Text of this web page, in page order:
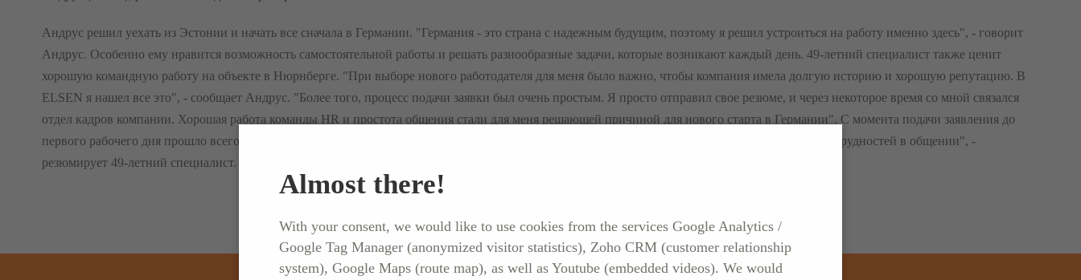
Андрус решил уехать из Эстонии и начать все сначала в Германии. "Германия - это страна с надежным будущим, поэтому я решил устроиться на работу именно здесь", - говорит
Андрус. Особенно ему нравится возможность самостоятельной работы и решать разнообразные задачи, которые возникают каждый день. 49-летний специалист также ценит
хорошую командную работу на объекте в Нюрнберге. "При выборе нового работодателя для меня было важно, чтобы компания имела долгую историю и хорошую репутацию. В
ELSEN я нашел все это", - сообщает Андрус. "Более того, процесс подачи заявки был очень простым. Я просто отправил свое резюме, и через некоторое время со мной связался
отдел кадров компании. Хорошая работа команды HR и простота общения стали для меня решающей причиной для нового старта в Германии". С момента подачи заявления до
первого рабочего дня прошло всего четыре недели. "Компания ELSEN максимально упростила для меня этап подачи заявки, не было никаких трудностей в общении", -
резюмирует 49-летний специалист.
Almost there!
With your consent, we would like to use cookies from the services Google Analytics /
Google Tag Manager (anonymized visitor statistics), Zoho CRM (customer relationship
system), Google Maps (route map), as well as Youtube (embedded videos). We would